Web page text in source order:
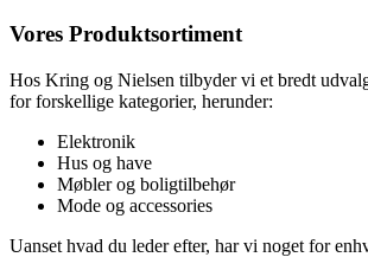
Vores Produktsortiment
Hos Kring og Nielsen tilbyder vi et bredt
for forskellige kategorier, herunder:
Elektronik
Hus og have
Møbler og boligtilbehør
Mode og accessories
Uanset hvad du leder efter, har vi noget for